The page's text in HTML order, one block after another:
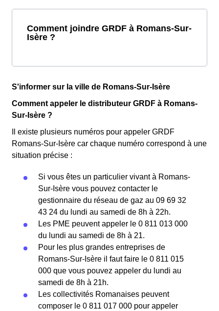
Comment joindre GRDF à Romans-Sur-
Isère ?
S'informer sur la ville de Romans-Sur-Isère
Comment appeler le distributeur GRDF à Romans-
Sur-Isère ?
Il existe plusieurs numéros pour appeler GRDF
Romans-Sur-Isère car chaque numéro correspond à une
situation précise :
Si vous êtes un particulier vivant à Romans-
Sur-Isère vous pouvez contacter le
gestionnaire du réseau de gaz au 09 69 32
43 24 du lundi au samedi de 8h à 22h.
Les PME peuvent appeler le 0 811 013 000
du lundi au samedi de 8h à 21.
Pour les plus grandes entreprises de
Romans-Sur-Isère il faut faire le 0 811 015
000 que vous pouvez appeler du lundi au
samedi de 8h à 21h.
Les collectivités Romanaises peuvent
composer le 0 811 017 000 pour appeler